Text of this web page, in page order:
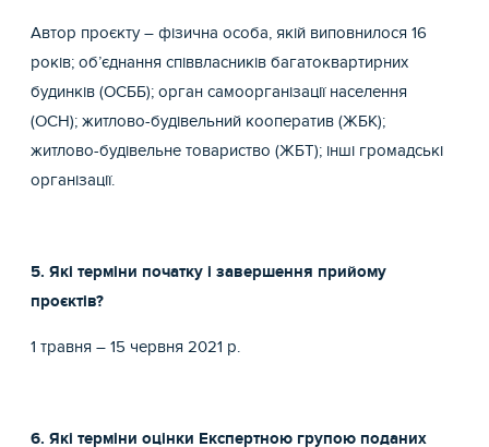
Автор проєкту – фізична особа, якій виповнилося 16
років; об’єднання співвласників багатоквартирних
будинків (ОСББ); орган самоорганізації населення
(ОСН); житлово-будівельний кооператив (ЖБК);
житлово-будівельне товариство (ЖБТ); інші громадські
організації.
5. Які терміни початку і завершення прийому
проєктів?
1 травня – 15 червня 2021 р.
6. Які терміни оцінки Експертною групою поданих